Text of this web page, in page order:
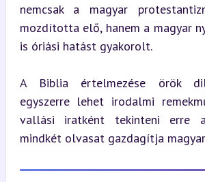
nemcsak a magyar
mozdította elő, hanem a magyar
is óriási hatást gyakorolt.
A Biblia értelmezése örök
egyszerre lehet irodalmi
vallási iratként tekinteni erre
mindkét olvasat gazdagítja